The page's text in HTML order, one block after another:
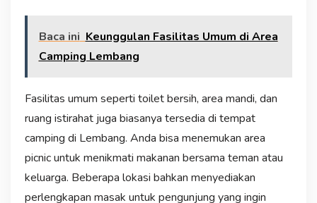
Baca ini Keunggulan Fasilitas Umum di Area
Camping Lembang
Fasilitas umum seperti toilet bersih, area mandi, dan
ruang istirahat juga biasanya tersedia di tempat
camping di Lembang. Anda bisa menemukan area
picnic untuk menikmati makanan bersama teman atau
keluarga. Beberapa lokasi bahkan menyediakan
perlengkapan masak untuk pengunjung yang ingin